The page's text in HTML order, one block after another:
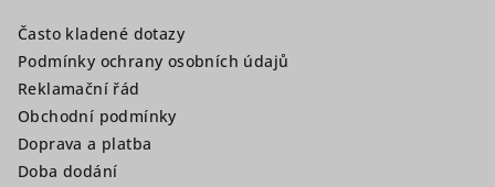
Často kladené dotazy
Podmínky ochrany osobních údajů
Reklamační řád
Obchodní podmínky
Doprava a platba
Doba dodání